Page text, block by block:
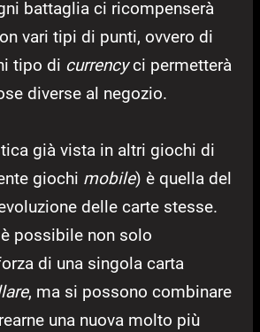
battaglia ci ricompenserà
vari tipi di punti, ovvero di
tipo di currencyci permetterà
diverse al negozio.
già vista in altri giochi di
giochi mobile) è quella del
delle carte stesse.
è possibile non solo
di una singola carta
, ma si possono combinare
una nuova molto più